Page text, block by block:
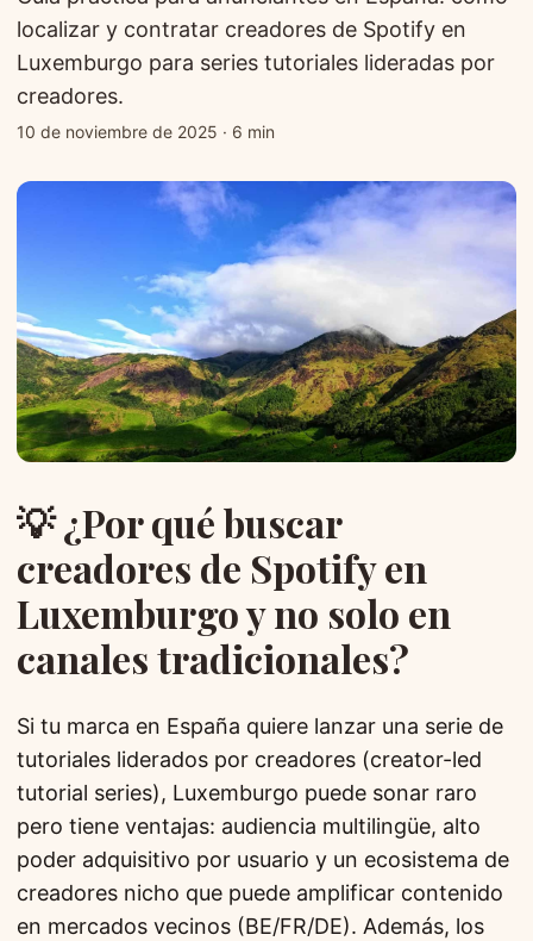
localizar y contratar creadores de Spotify en
Luxemburgo para series tutoriales lideradas por
creadores.
10 de noviembre de 2025 · 6 min
💡 ¿Por qué buscar
creadores de Spotify en
Luxemburgo y no solo en
canales tradicionales?
Si tu marca en España quiere lanzar una serie de
tutoriales liderados por creadores (creator-led
tutorial series), Luxemburgo puede sonar raro
pero tiene ventajas: audiencia multilingüe, alto
poder adquisitivo por usuario y un ecosistema de
creadores nicho que puede amplificar contenido
en mercados vecinos (BE/FR/DE). Además, los